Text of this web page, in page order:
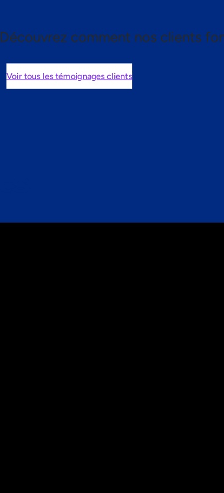
Découvrez comment nos clients
Voir tous les témoignages clients